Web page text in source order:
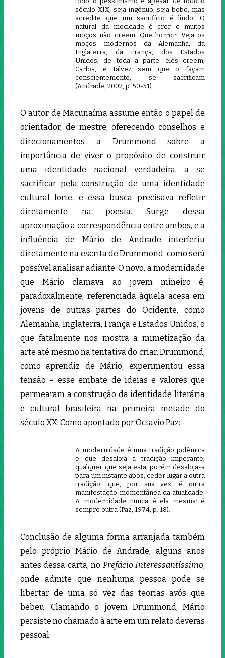
século XIX, seja ingênuo, seja bobo, mas
acredite que um sacrifício é lindo. O
natural da mocidade é crer e muitos
moços não creem. Que horror! Veja os
moços modernos da Alemanha, da
Inglaterra, da França, dos Estados
Unidos, de toda a parte: eles creem,
Carlos, e talvez sem que o façam
conscientemente, se sacrificam
(Andrade, 2002, p. 50-51).
O autor de Macunaíma assume então o papel de
orientador, de mestre, oferecendo conselhos e
direcionamentos a Drummond sobre a
importância de viver o propósito de construir
uma identidade nacional verdadeira, a se
sacrificar pela construção de uma identidade
cultural forte, e essa busca precisava refletir
diretamente na poesia. Surge dessa
aproximação a correspondência entre ambos, e a
influência de Mário de Andrade interferiu
diretamente na escrita de Drummond, como será
possível analisar adiante. O novo, a modernidade
que Mário clamava ao jovem mineiro é,
paradoxalmente, referenciada àquela acesa em
jovens de outras partes do Ocidente, como
Alemanha, Inglaterra, França e Estados Unidos, o
que fatalmente nos mostra a mimetização da
arte até mesmo na tentativa do criar. Drummond,
como aprendiz de Mário, experimentou essa
tensão – esse embate de ideias e valores que
permearam a construção da identidade literária
e cultural brasileira na primeira metade do
século XX. Como apontado por Octavio Paz:
A modernidade é uma tradição polêmica
e que desaloja a tradição imperante,
qualquer que seja esta; porém desaloja-a
para um instante após, ceder lugar a outra
tradição, que, por sua vez, é outra
manifestação momentânea da atualidade.
A modernidade nunca é ela mesma: é
sempre outra (Paz, 1974, p. 18).
Conclusão de alguma forma arranjada também
pelo próprio Mário de Andrade, alguns anos
antes dessa carta, no Prefácio Interessantíssimo,
onde admite que nenhuma pessoa pode se
libertar de uma só vez das teorias avós que
bebeu. Clamando o jovem Drummond, Mário
persiste no chamado à arte em um relato deveras
pessoal: